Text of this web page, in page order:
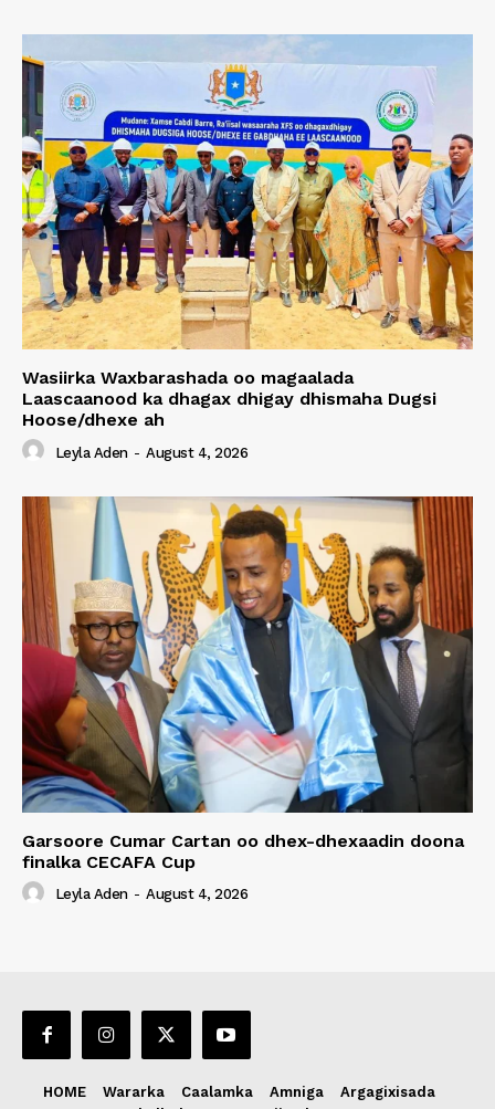
Wasiirka Waxbarashada oo magaalada
Laascaanood ka dhagax dhigay dhismaha Dugsi
Hoose/dhexe ah
Leyla Aden - August 4, 2026
Garsoore Cumar Cartan oo dhex-dhexaadin doona
finalka CECAFA Cup
Leyla Aden - August 4, 2026
HOME Wararka Caalamka Amniga
Argagixisada